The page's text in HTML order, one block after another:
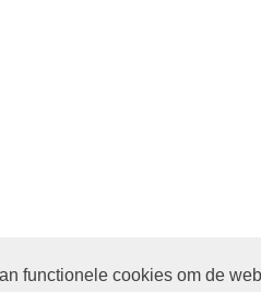
functionele cookies om de